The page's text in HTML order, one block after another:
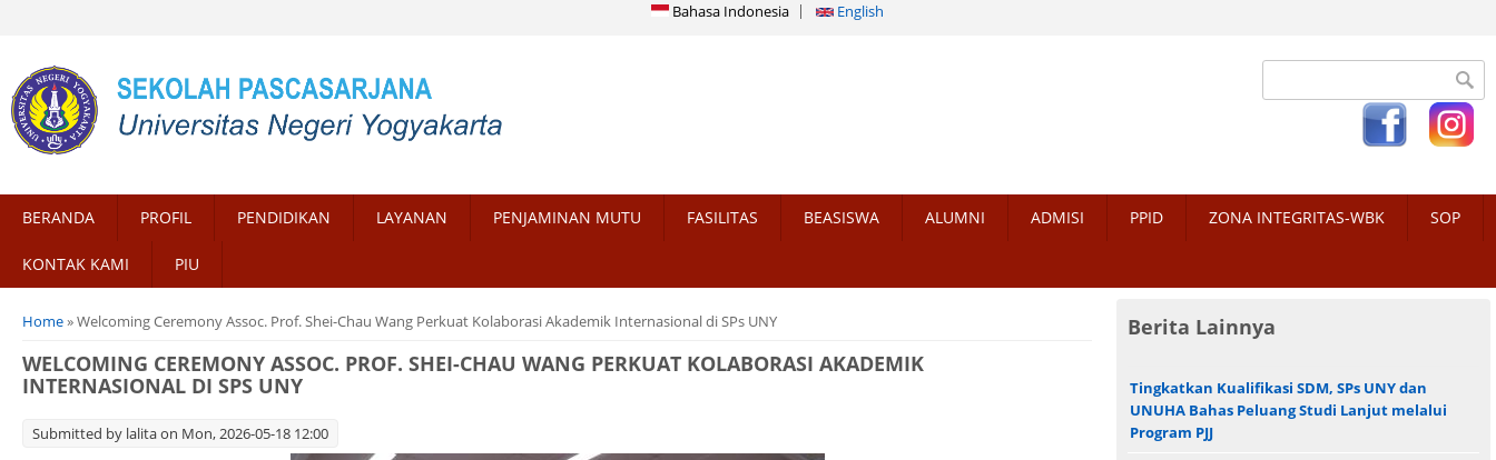
Bahasa Indonesia English
Search form
BERANDA PROFIL PENDIDIKAN LAYANAN PENJAMINAN MUTU FASILITAS BEASISWA ALUMNI ADMISI PPID ZONA INTEGRITAS-WBK SOP
KONTAK KAMI PIU
You are here
Home» Welcoming Ceremony Assoc. Prof. Shei-Chau Wang Perkuat Kolaborasi Akademik Internasional di SPs UNY
WELCOMING CEREMONY ASSOC. PROF. SHEI-CHAU WANG PERKUAT KOLABORASI AKADEMIK
INTERNASIONAL DI SPS UNY
Submitted by lalitaon Mon, 2026-05-18 12:00
Berita Lainnya
Tingkatkan Kualifikasi SDM, SPs UNY dan
UNUHA Bahas Peluang Studi Lanjut melalui
Program PJJ